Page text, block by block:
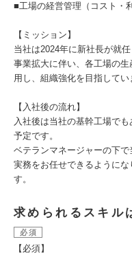
■工場の経営管理（コスト・
【ミッション】
当社は2024年に新社長が就
事業拡大に伴い、各工場の
用し、組織強化を目指してい
【入社後の流れ】
入社後は当社の基幹工場で
予定です。
ベテランマネージャーの下で
実務をお任せできるように
す。
求められるスキル
必須
【必須】